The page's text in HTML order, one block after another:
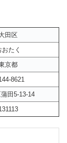
田区
おたく
京都
8621
田5-13-14